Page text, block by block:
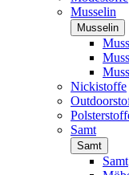
Musselin
Musselin
Nickistoffe
Samt
Samt
Samt